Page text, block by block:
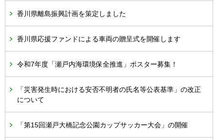
香川県離島振興計画を策定しました
香川県応援ファンドによる車両の贈呈式を開催します
令和7年度「瀬戸内海環境保全推進」ポスター募集！
「災害発生時における安否不明者の氏名等公表基準」の改正
について
「第15回瀬戸大橋記念公園カップサッカー大会」の開催